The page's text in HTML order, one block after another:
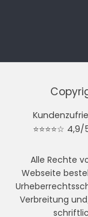
⭐⭐⭐⭐☆
Alle Rechte
Webseite
Verbreitung